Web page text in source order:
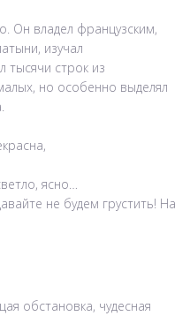
Он владел французским,
изучал
тысячи строк из
но особенно выделял
ясно…
не будем грустить! На
обстановка, чудесная